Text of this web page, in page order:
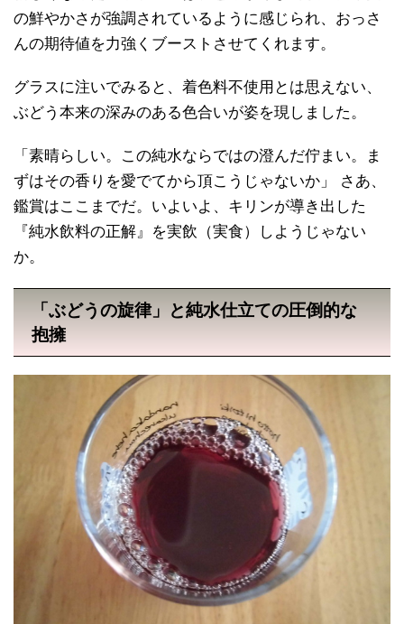
の鮮やかさが強調されているように感じられ、おっさ
んの期待値を力強くブーストさせてくれます。
グラスに注いでみると、着色料不使用とは思えない、
ぶどう本来の深みのある色合いが姿を現しました。
「素晴らしい。この純水ならではの澄んだ佇まい。ま
ずはその香りを愛でてから頂こうじゃないか」 さあ、
鑑賞はここまでだ。いよいよ、キリンが導き出した
『純水飲料の正解』を実飲（実食）しようじゃない
か。
「ぶどうの旋律」と純水仕立ての圧倒的な
抱擁